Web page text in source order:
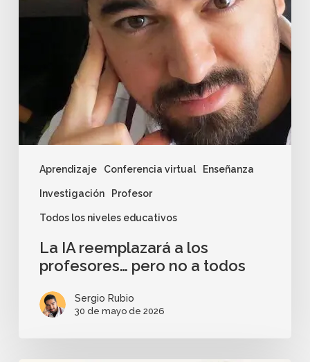
Aprendizaje Conferencia virtual Enseñanza
Investigación Profesor
Todos los niveles educativos
La IA reemplazará a los
profesores… pero no a todos
Sergio Rubio
30 de mayo de 2026